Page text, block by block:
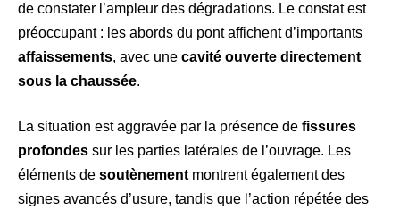
de constater l’ampleur des dégradations. Le constat est
préoccupant : les abords du pont affichent d’importants
affaissements, avec une cavité ouverte directement
sous la chaussée.
La situation est aggravée par la présence de fissures
profondes sur les parties latérales de l’ouvrage. Les
éléments de soutènement montrent également des
signes avancés d’usure, tandis que l’action répétée des